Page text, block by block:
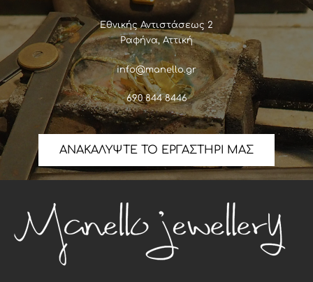
Εθνικής Αντιστάσεως 2
Ραφήνα, Αττική
info@manello.gr
690 844 8446
ΑΝΑΚΑΛΥΨΤΕ ΤΟ ΕΡΓΑΣΤΗΡΙ ΜΑΣ